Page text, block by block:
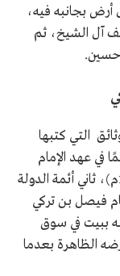
أرض بجانبه فيه،
آل الشيخ، ثم
التي كتبها
في عهد الإمام
فيصل بن تركي (1203هـ/1788م - 1282هـ/1865م)، ثاني أئمة الدولة
فيصل بن تركي
ببيت في سوق
الظاهرة بعدما